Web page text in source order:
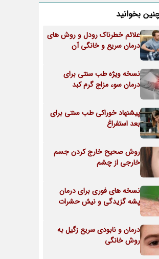
بخوانید
علائم خطرناک رودل و روش های
درمان سریع و خانگی آن
نسخه ویژه طب سنتی برای
درمان سوء مزاج گرم کبد
پیشنهاد خوراکی طب سنتی برای
بعد استفراغ
روش صحیح خارج کردن جسم
خارجی از چشم
نسخه های فوری برای درمان
پشه گزیدگی و نیش حشرات
درمان و نابودی سریع زگیل به
روش خانگی